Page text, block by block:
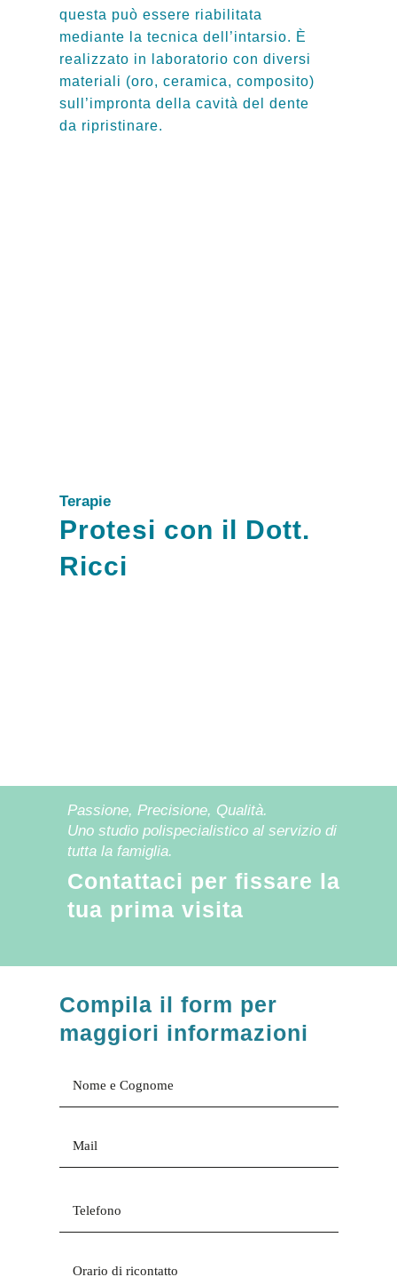
questa può essere riabilitata
mediante la tecnica dell’intarsio. È
realizzato in laboratorio con diversi
materiali (oro, ceramica, composito)
sull’impronta della cavità del dente
da ripristinare.
Terapie
Protesi con il Dott.
Ricci
Passione, Precisione, Qualità.
Uno studio polispecialistico al servizio di
tutta la famiglia.
Contattaci per fissare la
tua prima visita
Compila il form per
maggiori informazioni